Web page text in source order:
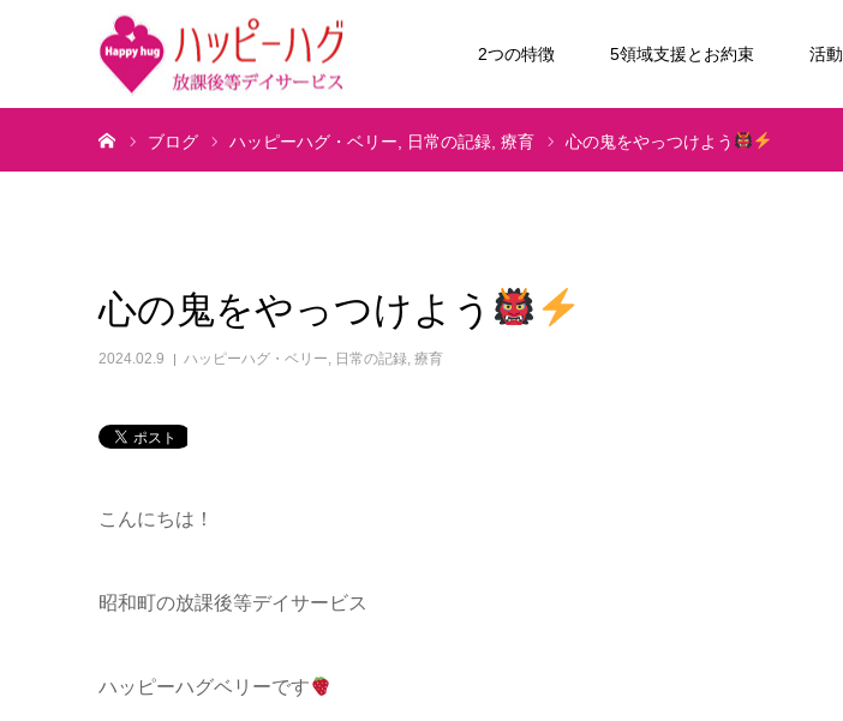
2つの特徴 5領域支援とお約束 活
ブログ ハッピーハグ・ベリー 日常の記録 療育 心の鬼をやっつけよう
心の鬼をやっつけよう
2024.02.9 ハッピーハグ・ベリー, 日常の記録, 療育
こんにちは！
昭和町の放課後等デイサービス
ハッピーハグベリーです